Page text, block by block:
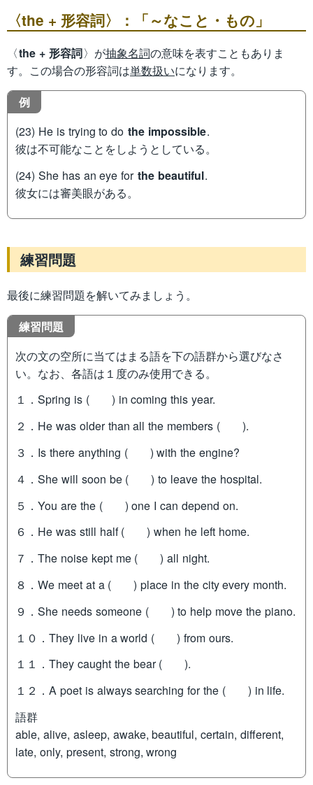
〈the + 形容詞〉：「～なこと・もの」
〈the + 形容詞〉が抽象名詞の意味を表すこともありま
す。この場合の形容詞は単数扱いになります。
例
(23) He is trying to do the impossible.
彼は不可能なことをしようとしている。
(24) She has an eye for the beautiful.
彼女には審美眼がある。
練習問題
最後に練習問題を解いてみましょう。
練習問題
次の文の空所に当てはまる語を下の語群から選びなさ
い。なお、各語は１度のみ使用できる。
１．Spring is ( ) in coming this year.
２．He was older than all the members ( ).
３．Is there anything ( ) with the engine?
４．She will soon be ( ) to leave the hospital.
５．You are the ( ) one I can depend on.
６．He was still half ( ) when he left home.
７．The noise kept me ( ) all night.
８．We meet at a ( ) place in the city every month.
９．She needs someone ( ) to help move the piano.
１０．They live in a world ( ) from ours.
１１．They caught the bear ( ).
１２．A poet is always searching for the ( ) in life.
語群
able, alive, asleep, awake, beautiful, certain, different,
late, only, present, strong, wrong